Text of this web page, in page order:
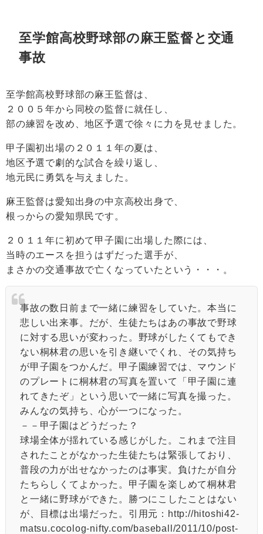
至学館高校野球部の麻王監督と交通
事故
至学館高校野球部の麻王監督は、
２００５年から同校の監督に就任し、
部の練習を改め、地区予選で徐々に力を見せました。
甲子園初出場の２０１１年の夏は、
地区予選で劇的な試合を繰り返し、
地元民に勇気を与えました。
麻王監督は愛知出身の中京高校出身で、
根っからの愛知県民です。
２０１１年に初めて甲子園に出場した際には、
当時のエースを担うはずだった選手が、
まさかの交通事故で亡くなっていたという・・・。
事故の数日前まで一緒に練習をしていた。本当に
悲しい出来事。だが、生徒たちはあの事故で野球
に対する思いが変わった。野球がしたくてもでき
ない桐林君の思いを引き継いでくれ、その気持ち
が甲子園をつかんだ。甲子園練習では、マウンド
のプレートに桐林君の写真を置いて「甲子園に連
れてきたぞ」という思いで一緒に写真を撮った。
みんなの気持ち、心が一つになった。
－－甲子園はどうだった？
球場全体が揺れている感じがした。これまで注目
されたことがなかった生徒たちは緊張しており、
普段の力が出せなかったのは事実。負けたが自分
たちらしくてよかった。甲子園を楽しめて桐林君
と一緒に野球ができた。勝つにこしたことはない
が、目標は出場だった。引用元：http://hitoshi42-
matsu.cocolog-nifty.com/baseball/2011/10/post-